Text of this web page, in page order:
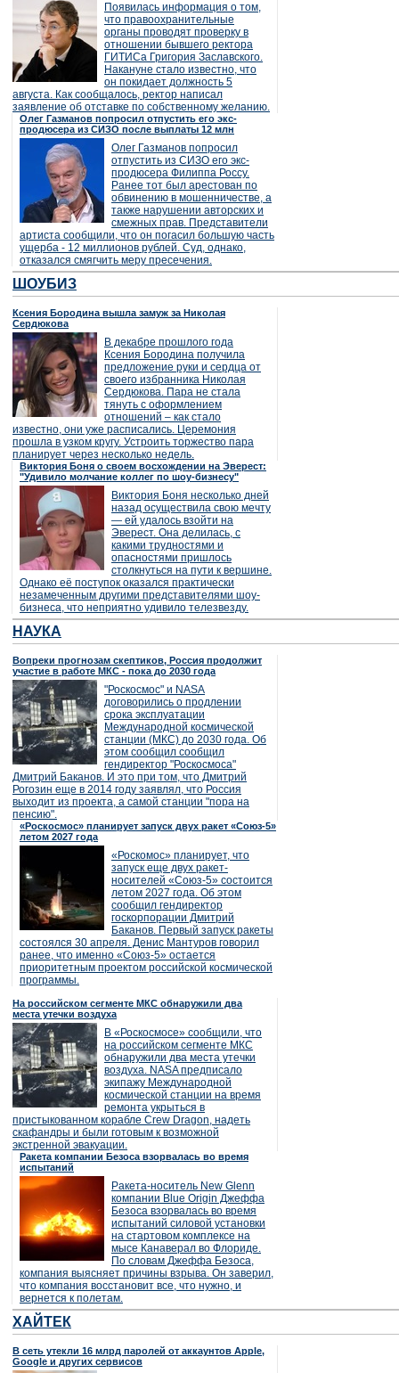
Появилась информация о том,
что правоохранительные
органы проводят проверку в
отношении бывшего ректора
ГИТИСа Григория Заславского.
Накануне стало известно, что
он покидает должность 5
августа. Как сообщалось, ректор написал
заявление об отставке по собственному желанию.
Олег Газманов попросил отпустить его экс-
продюсера из СИЗО после выплаты 12 млн
Олег Газманов попросил
отпустить из СИЗО его экс-
продюсера Филиппа Россу.
Ранее тот был арестован по
обвинению в мошенничестве, а
также нарушении авторских и
смежных прав. Представители
артиста сообщили, что он погасил большую часть
ущерба - 12 миллионов рублей. Суд, однако,
отказался смягчить меру пресечения.
ШОУБИЗ
Ксения Бородина вышла замуж за Николая
Сердюкова
В декабре прошлого года
Ксения Бородина получила
предложение руки и сердца от
своего избранника Николая
Сердюкова. Пара не стала
тянуть с оформлением
отношений – как стало
известно, они уже расписались. Церемония
прошла в узком кругу. Устроить торжество пара
планирует через несколько недель.
Виктория Боня о своем восхождении на Эверест:
"Удивило молчание коллег по шоу-бизнесу"
Виктория Боня несколько дней
назад осуществила свою мечту
— ей удалось взойти на
Эверест. Она делилась, с
какими трудностями и
опасностями пришлось
столкнуться на пути к вершине.
Однако её поступок оказался практически
незамеченным другими представителями шоу-
бизнеса, что неприятно удивило телезвезду.
НАУКА
Вопреки прогнозам скептиков, Россия продолжит
участие в работе МКС - пока до 2030 года
"Роскосмос" и NASA
договорились о продлении
срока эксплуатации
Международной космической
станции (МКС) до 2030 года. Об
этом сообщил сообщил
гендиректор "Роскосмоса"
Дмитрий Баканов. И это при том, что Дмитрий
Рогозин еще в 2014 году заявлял, что Россия
выходит из проекта, а самой станции "пора на
пенсию".
«Роскосмос» планирует запуск двух ракет «Союз-5»
летом 2027 года
«Роскомос» планирует, что
запуск еще двух ракет-
носителей «Союз-5» состоится
летом 2027 года. Об этом
сообщил гендиректор
госкорпорации Дмитрий
Баканов. Первый запуск ракеты
состоялся 30 апреля. Денис Мантуров говорил
ранее, что именно «Союз-5» остается
приоритетным проектом российской космической
программы.
На российском сегменте МКС обнаружили два
места утечки воздуха
В «Роскосмосе» сообщили, что
на российском сегменте МКС
обнаружили два места утечки
воздуха. NASA предписало
экипажу Международной
космической станции на время
ремонта укрыться в
пристыкованном корабле Crew Dragon, надеть
скафандры и были готовым к возможной
экстренной эвакуации.
Ракета компании Безоса взорвалась во время
испытаний
Ракета-носитель New Glenn
компании Blue Origin Джеффа
Безоса взорвалась во время
испытаний силовой установки
на стартовом комплексе на
мысе Канаверал во Флориде.
По словам Джеффа Безоса,
компания выясняет причины взрыва. Он заверил,
что компания восстановит все, что нужно, и
вернется к полетам.
ХАЙТЕК
В сеть утекли 16 млрд паролей от аккаунтов Apple,
Google и других сервисов